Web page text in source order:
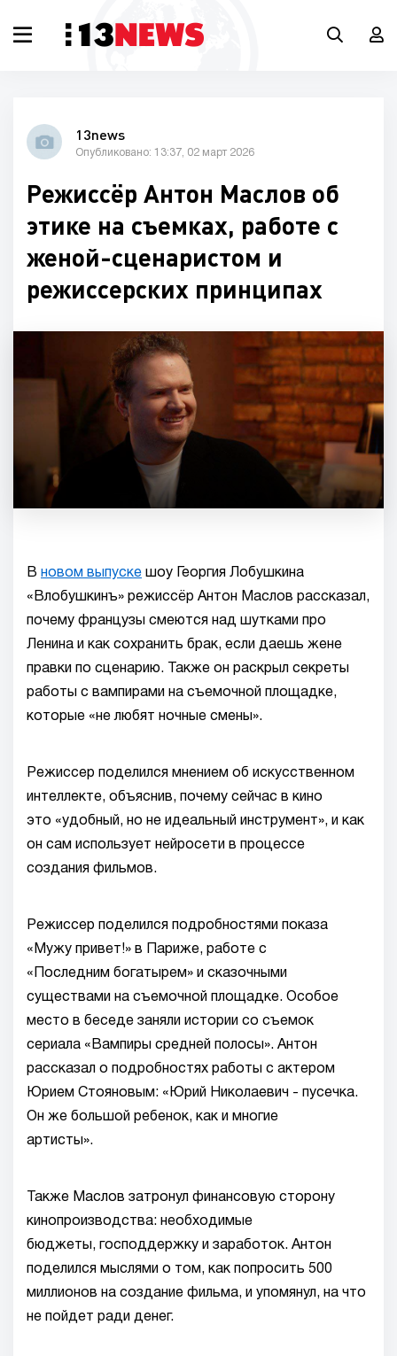
13news
Опубликовано: 13:37, 02 март 2026
Режиссёр Антон Маслов об
этике на съемках, работе с
женой-сценаристом и
режиссерских принципах
В новом выпуске шоу Георгия Лобушкина
«Влобушкинъ» режиссёр Антон Маслов рассказал,
почему французы смеются над шутками про
Ленина и как сохранить брак, если даешь жене
правки по сценарию. Также он раскрыл секреты
работы с вампирами на съемочной площадке,
которые «не любят ночные смены».
Режиссер поделился мнением об искусственном
интеллекте, объяснив, почему сейчас в кино
это «удобный, но не идеальный инструмент», и как
он сам использует нейросети в процессе
создания фильмов.
Режиссер поделился подробностями показа
«Мужу привет!» в Париже, работе с
«Последним богатырем» и сказочными
существами на съемочной площадке. Особое
место в беседе заняли истории со съемок
сериала «Вампиры средней полосы». Антон
рассказал о подробностях работы с актером
Юрием Стояновым: «Юрий Николаевич - пусечка.
Он же большой ребенок, как и многие
артисты».
Также Маслов затронул финансовую сторону
кинопроизводства: необходимые
бюджеты, господдержку и заработок. Антон
поделился мыслями о том, как попросить 500
миллионов на создание фильма, и упомянул, на что
не пойдет ради денег.